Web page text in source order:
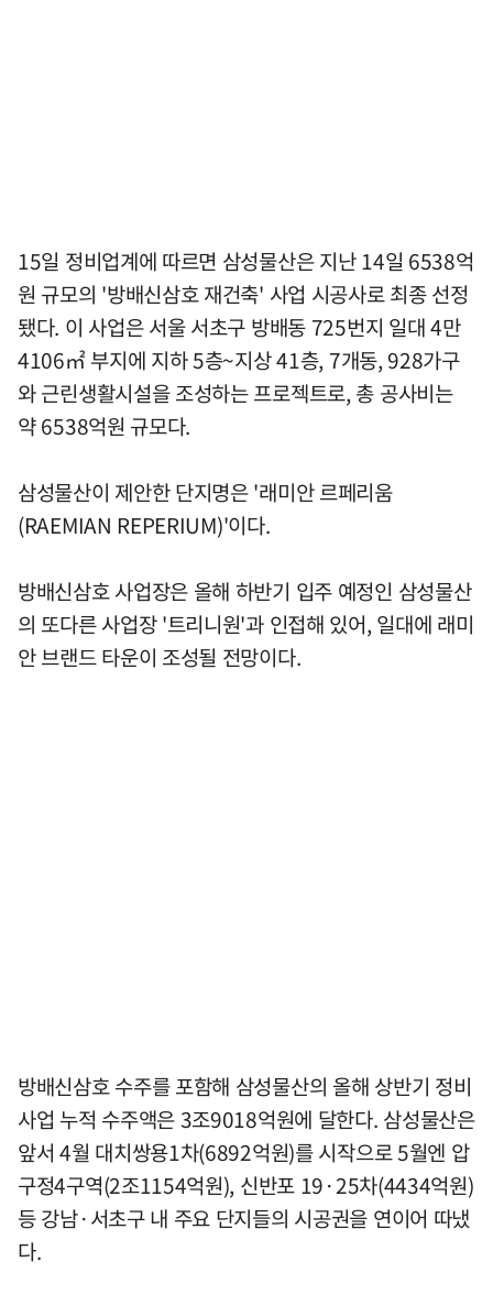
15일 정비업계에 따르면 삼성물산은 지난 14일 6538억
원 규모의 '방배신삼호 재건축' 사업 시공사로 최종 선정
됐다. 이 사업은 서울 서초구 방배동 725번지 일대 4만
4106㎡ 부지에 지하 5층~지상 41층, 7개동, 928가구
와 근린생활시설을 조성하는 프로젝트로, 총 공사비는
약 6538억원 규모다.
삼성물산이 제안한 단지명은 '래미안 르페리움
(RAEMIAN REPERIUM)'이다.
방배신삼호 사업장은 올해 하반기 입주 예정인 삼성물산
의 또다른 사업장 '트리니원'과 인접해 있어, 일대에 래미
안 브랜드 타운이 조성될 전망이다.
방배신삼호 수주를 포함해 삼성물산의 올해 상반기 정비
사업 누적 수주액은 3조9018억원에 달한다. 삼성물산은
앞서 4월 대치쌍용1차(6892억원)를 시작으로 5월엔 압
구정4구역(2조1154억원), 신반포 19·25차(4434억원)
등 강남·서초구 내 주요 단지들의 시공권을 연이어 따냈
다.